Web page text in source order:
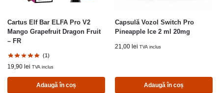
Cartus Elf Bar ELFA Pro V2
Mango Grapefruit Dragon Fruit
– FR
(1)
19,90 lei TVA inclus
Adaugă în coș
Capsulă Vozol Switch Pro
Pineapple Ice 2 ml 20mg
21,00 lei TVA inclus
Adaugă în coș